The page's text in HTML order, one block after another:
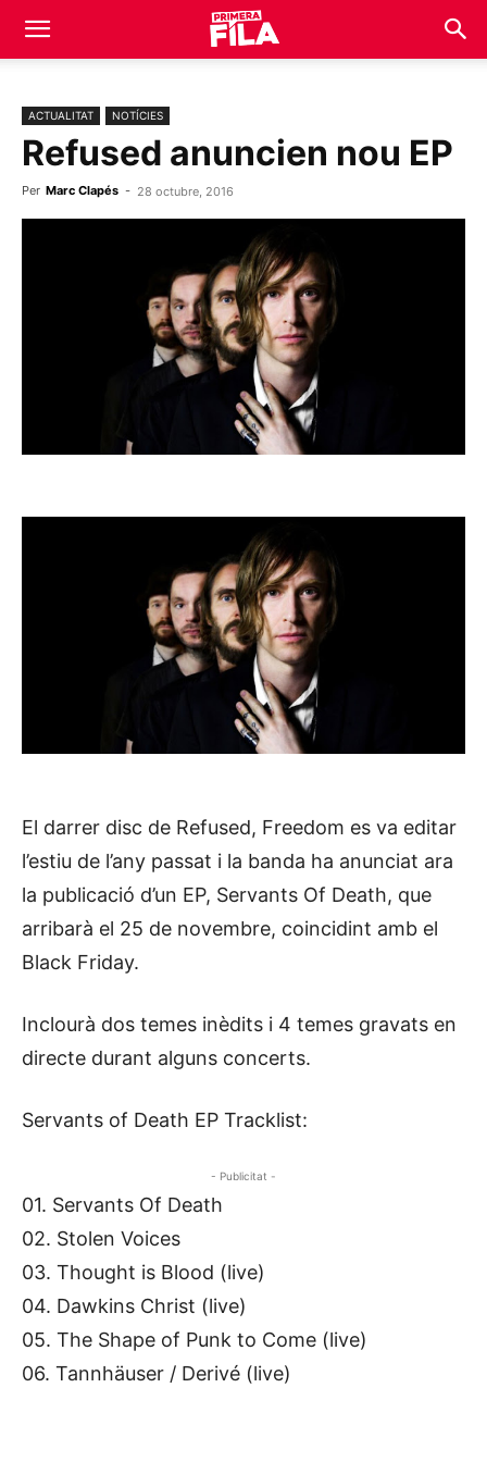
ACTUALITAT NOTÍCIES
Refused anuncien nou EP
Per Marc Clapés - 28 octubre, 2016
El darrer disc de Refused, Freedom es va editar
l’estiu de l’any passat i la banda ha anunciat ara
la publicació d’un EP, Servants Of Death, que
arribarà el 25 de novembre, coincidint amb el
Black Friday.
Inclourà dos temes inèdits i 4 temes gravats en
directe durant alguns concerts.
Servants of Death EP Tracklist:
- Publicitat -
01. Servants Of Death
02. Stolen Voices
03. Thought is Blood (live)
04. Dawkins Christ (live)
05. The Shape of Punk to Come (live)
06. Tannhäuser / Derivé (live)